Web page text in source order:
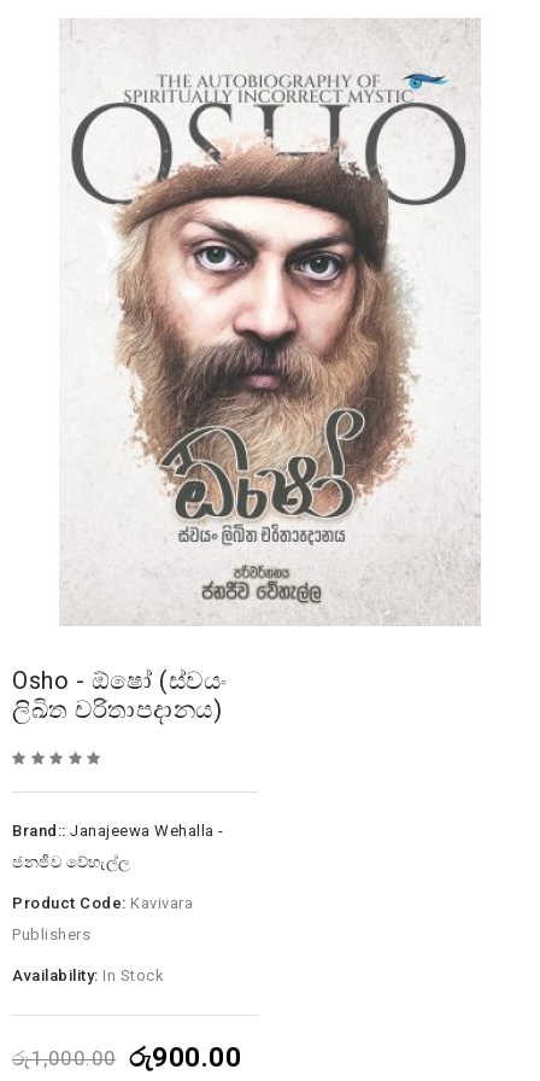
Osho - ඕෂෝ (ස්වයං
ලිඛිත චරිතාපදානය)
Brand:: Janajeewa Wehalla -
ජනජීව වේහැල්ල
Product Code: Kavivara
Publishers
Availability: In Stock
රු1,000.00 රු900.00